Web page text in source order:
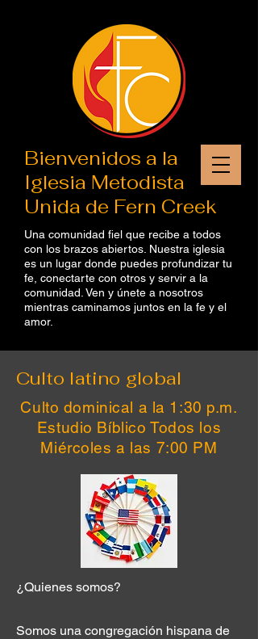
Bienvenidos a la
Iglesia Metodista
Unida de Fern Creek
Una comunidad fiel que recibe a todos
con los brazos abiertos. Nuestra iglesia
es un lugar donde puedes profundizar tu
fe, conectarte con otros y servir a la
comunidad. Ven y únete a nosotros
mientras caminamos juntos en la fe y el
amor.
Culto latino global
Culto dominical a la 1:30 p.m.
Estudio Bíblico Todos los
Miércoles a las 7:00 PM
¿Quienes somos?
Somos una congregación hispana de